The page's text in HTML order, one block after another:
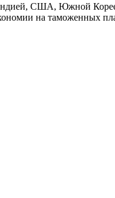
США, Южной
на таможенных